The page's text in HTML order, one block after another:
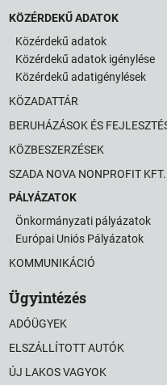
KÖZÉRDEKŰ ADATOK
Közérdekű adatok
Közérdekű adatok igénylése
Közérdekű adatigénylések
KÖZADATTÁR
BERUHÁZÁSOK ÉS
KÖZBESZERZÉSEK
SZADA NOVA NONPROFIT KFT.
PÁLYÁZATOK
Önkormányzati pályázatok
Európai Uniós Pályázatok
KOMMUNIKÁCIÓ
Ügyintézés
ADÓÜGYEK
ELSZÁLLÍTOTT AUTÓK
ÚJ LAKOS VAGYOK